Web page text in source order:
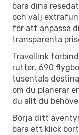
bara dina
och välj
för att anpassa
transparenta
Travellink
rutter, 690
tusentals
om du planerar
du allt du
Börja ditt
bara ett klick